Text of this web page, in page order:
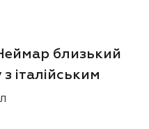
близький
італійським